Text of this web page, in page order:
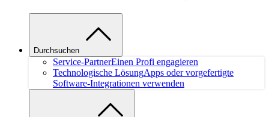
Durchsuchen
Service-PartnerEinen Profi engagieren
Technologische LösungApps oder vorgefertigte
Software-Integrationen verwenden